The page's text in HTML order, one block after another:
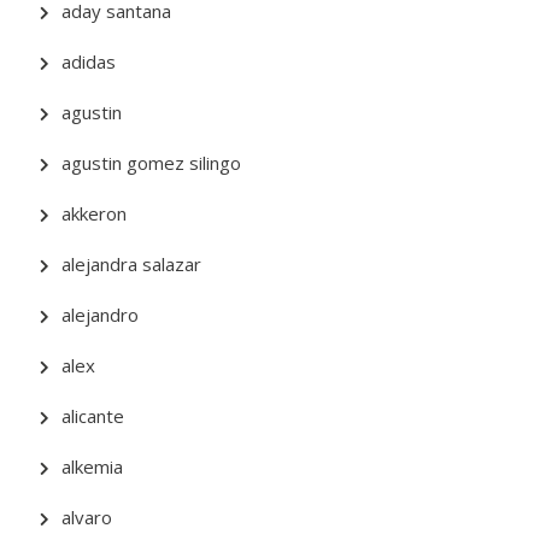
aday santana
adidas
agustin
agustin gomez silingo
akkeron
alejandra salazar
alejandro
alex
alicante
alkemia
alvaro